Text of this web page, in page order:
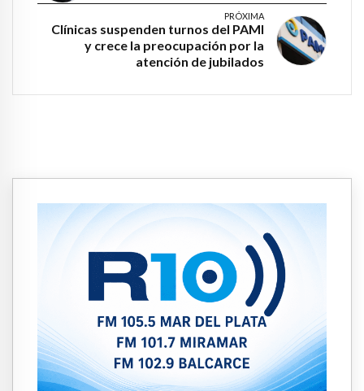
PRÓXIMA
Clínicas suspenden turnos del PAMI
y crece la preocupación por la
atención de jubilados